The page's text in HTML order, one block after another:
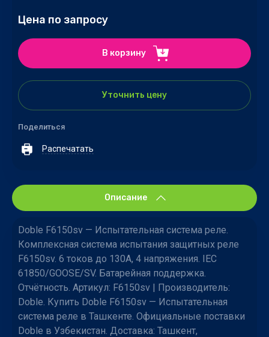
Цена по запросу
В корзину
Уточнить цену
Поделиться
Распечатать
Описание
Doble F6150sv — Испытательная система реле.
Комплексная система испытания защитных реле
F6150sv. 6 токов до 130A, 4 напряжения. IEC
61850/GOOSE/SV. Батарейная поддержка.
Отчётность. Артикул: F6150sv | Производитель:
Doble. Купить Doble F6150sv — Испытательная
система реле в Ташкенте. Официальные поставки
Doble в Узбекистан. Доставка: Ташкент,